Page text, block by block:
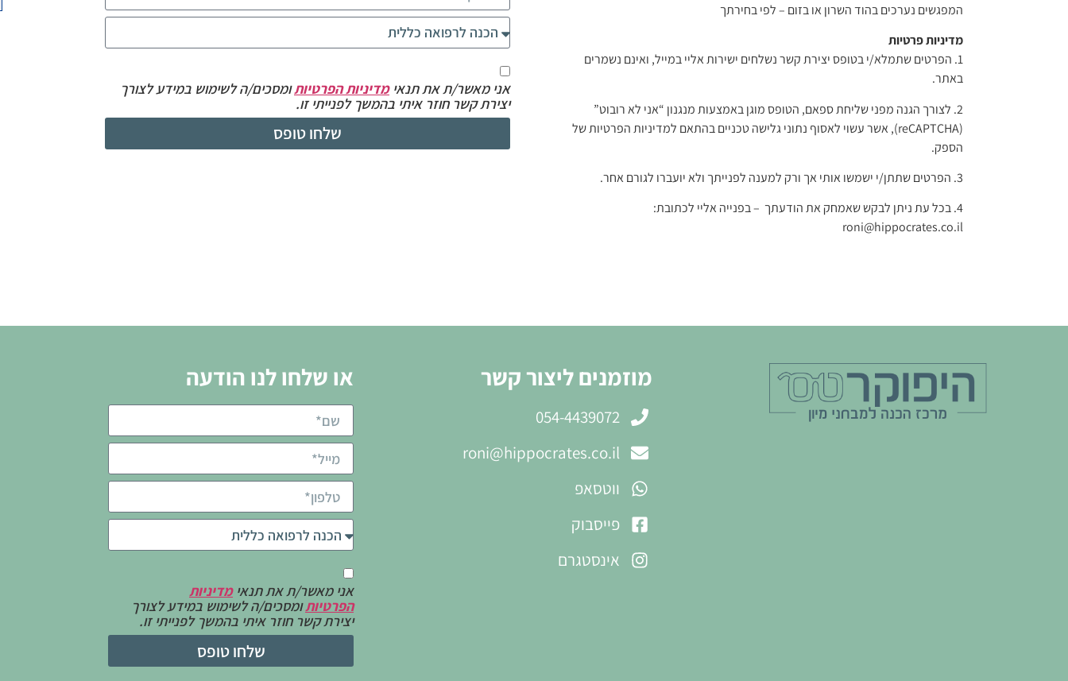
המפגשים נערכים בהוד השרון או בזום – לפי בחירתך
מדיניות פרטיות
1. הפרטים שתמלא/י בטופס יצירת קשר נשלחים ישירות אליי במייל, ואינם נשמרים
באתר.
2. לצורך הגנה מפני שליחת ספאם, הטופס מוגן באמצעות מנגנון “אני לא רובוט”
(reCAPTCHA), אשר עשוי לאסוף נתוני גלישה טכניים בהתאם למדיניות הפרטיות של
הספק.
3. הפרטים שתתן/י ישמשו אותי אך ורק למענה לפנייתך ולא יועברו לגורם אחר.
4. בכל עת ניתן לבקש שאמחק את הודעתך – בפנייה אליי לכתובת:
roni@hippocrates.co.il
אני מאשר/ת את תנאימדיניות הפרטיותומסכים/ה לשימוש במידע לצורך
יצירת קשר חוזר איתי בהמשך לפנייתי זו.
שלחו טופס
מוזמנים ליצור קשר
054-4439072
roni@hippocrates.co.il
ווטסאפ
פייסבוק
אינסטגרם
או שלחו לנו הודעה
אני מאשר/ת את תנאימדיניות
הפרטיותומסכים/ה לשימוש במידע לצורך
יצירת קשר חוזר איתי בהמשך לפנייתי זו.
שלחו טופס